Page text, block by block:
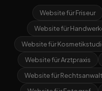
Website für Friseur
Website für
Website für
Website für Arztpraxis
Website für Rechtsanwalt